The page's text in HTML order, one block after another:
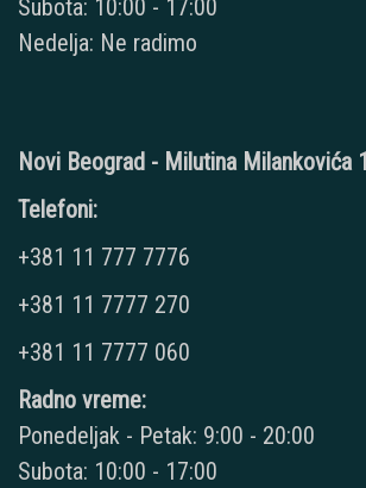
Subota: 10:00 - 17:00
Nedelja: Ne radimo
Novi Beograd - Milutina Milankovića
Telefoni:
+381 11 777 7776
+381 11 7777 270
+381 11 7777 060
Radno vreme:
Ponedeljak - Petak: 9:00 - 20:00
Subota: 10:00 - 17:00